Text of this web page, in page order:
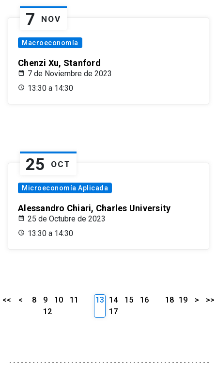
7 NOV
Macroeconomía
Chenzi Xu, Stanford
7 de Noviembre de 2023
13:30 a 14:30
25 OCT
Microeconomía Aplicada
Alessandro Chiari, Charles University
25 de Octubre de 2023
13:30 a 14:30
<< < 8 9 10
11
12
13 14 15
16
17
18 19 > >>